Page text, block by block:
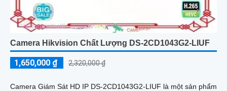
Camera Hikvision Chất Lượng DS-2CD1043G2-LIUF
1,650,000 ₫ 2,320,000 ₫
Camera Giám Sát HD IP DS-2CD1043G2-LIUF là một sản phẩm